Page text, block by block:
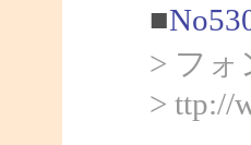
■
> フ
> ttp://